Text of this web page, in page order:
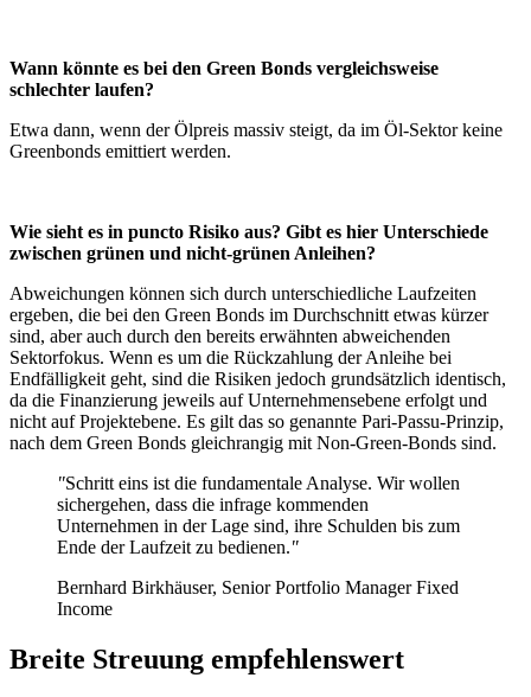
Wann könnte es bei den Green Bonds vergleichsweise
schlechter laufen?
Etwa dann, wenn der Ölpreis massiv steigt, da im Öl-Sektor keine
Greenbonds emittiert werden.
Wie sieht es in puncto Risiko aus? Gibt es hier Unterschiede
zwischen grünen und nicht-grünen Anleihen?
Abweichungen können sich durch unterschiedliche Laufzeiten
ergeben, die bei den Green Bonds im Durchschnitt etwas kürzer
sind, aber auch durch den bereits erwähnten abweichenden
Sektorfokus. Wenn es um die Rückzahlung der Anleihe bei
Endfälligkeit geht, sind die Risiken jedoch grundsätzlich identisch,
da die Finanzierung jeweils auf Unternehmensebene erfolgt und
nicht auf Projektebene. Es gilt das so genannte Pari-Passu-Prinzip,
nach dem Green Bonds gleichrangig mit Non-Green-Bonds sind.
"Schritt eins ist die fundamentale Analyse. Wir wollen
sichergehen, dass die infrage kommenden
Unternehmen in der Lage sind, ihre Schulden bis zum
Ende der Laufzeit zu bedienen."
Bernhard Birkhäuser, Senior Portfolio Manager Fixed
Income
Breite Streuung empfehlenswert